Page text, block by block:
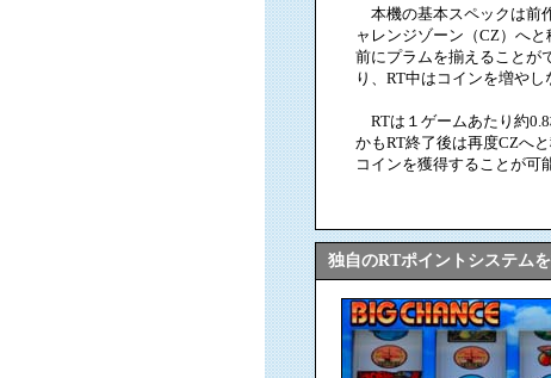
本機の基本スペックは前
ャレンジゾーン（CZ）へ
前にプラムを揃えることが
り、RT中はコインを増やし
RTは１ゲームあたり約
かもRT終了後は再度CZへ
コインを獲得することが可
独自のRTポイントシステム